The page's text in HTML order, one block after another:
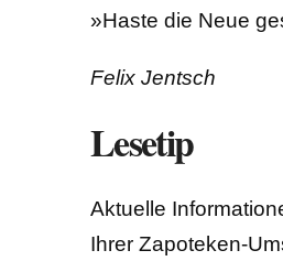
»Haste die Neue
Felix Jentsch
Lesetip
Aktuelle
Ihrer Zapoteken-